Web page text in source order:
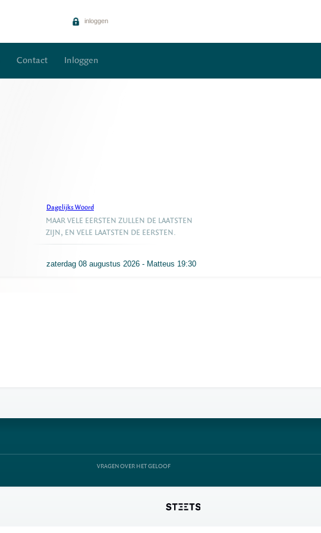
inloggen
Contact Inloggen
Dagelijks Woord
zaterdag 08 augustus 2026 - Matteus 19:30
MAAR VELE EERSTEN ZULLEN DE LAATSTEN
ZIJN, EN VELE LAATSTEN DE EERSTEN.
VRAGEN OVER HET GELOOF